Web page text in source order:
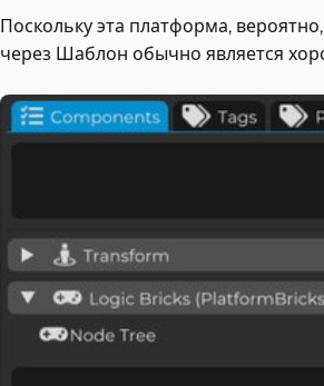
Поскольку эта платформа,
через Шаблон обычно является